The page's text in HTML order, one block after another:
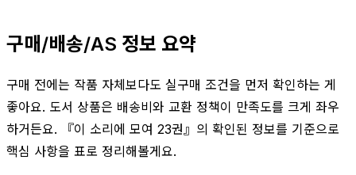
구매/배송/AS 정보 요약
구매 전에는 작품 자체보다도 실구매 조건을 먼저 확인하는 게
좋아요. 도서 상품은 배송비와 교환 정책이 만족도를 크게 좌우
하거든요. 『이 소리에 모여 23권』의 확인된 정보를 기준으로
핵심 사항을 표로 정리해볼게요.